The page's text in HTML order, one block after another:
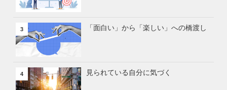
3 「面白い」から「楽しい」への橋渡し
4 見られている自分に気づく